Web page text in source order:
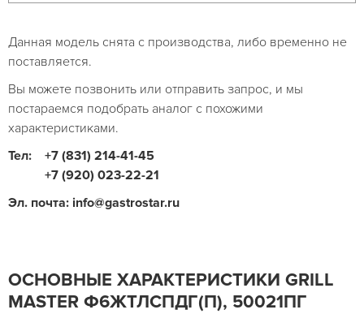
Данная модель снята с производства, либо временно не
поставляется.
Вы можете позвонить или отправить запрос, и мы
постараемся подобрать аналог с похожими
характеристиками.
Тел:
+7 (831) 214-41-45
+7 (920) 023-22-21
Эл. почта: info@gastrostar.ru
ОСНОВНЫЕ ХАРАКТЕРИСТИКИ GRILL
MASTER Ф6ЖТЛСПДГ(П), 50021ПГ